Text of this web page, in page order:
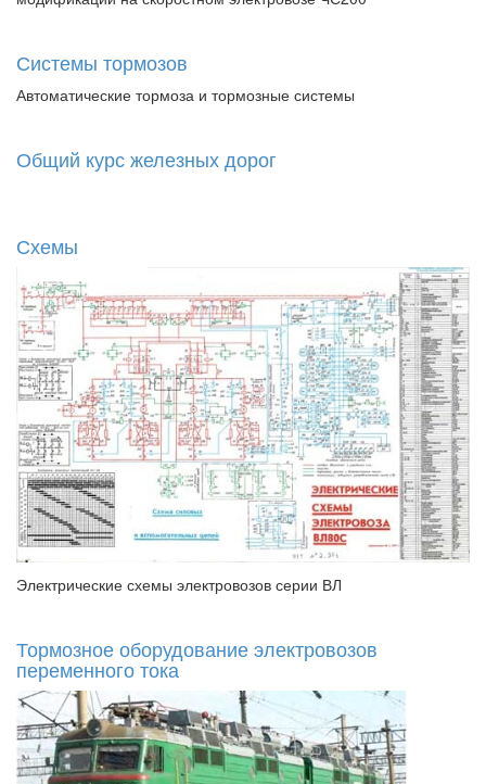
Системы тормозов
Автоматические тормоза и тормозные системы
Общий курс железных дорог
Схемы
Электрические схемы электровозов серии ВЛ
Тормозное оборудование электровозов
переменного тока